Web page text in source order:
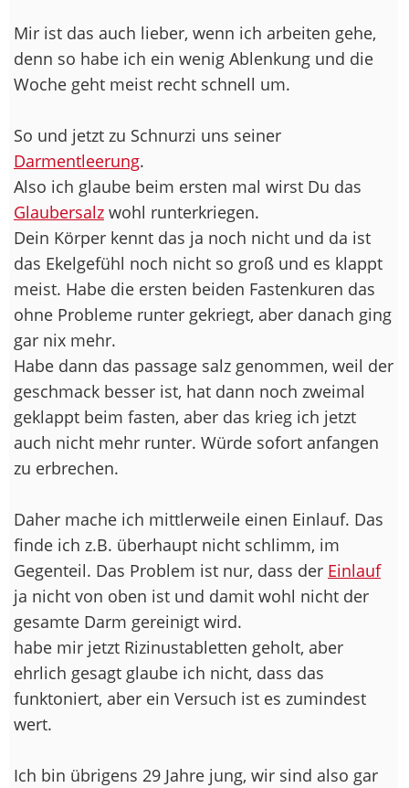
Mir ist das auch lieber, wenn ich arbeiten gehe,
denn so habe ich ein wenig Ablenkung und die
Woche geht meist recht schnell um.
So und jetzt zu Schnurzi uns seiner
Darmentleerung.
Also ich glaube beim ersten mal wirst Du das
Glaubersalz wohl runterkriegen.
Dein Körper kennt das ja noch nicht und da ist
das Ekelgefühl noch nicht so groß und es klappt
meist. Habe die ersten beiden Fastenkuren das
ohne Probleme runter gekriegt, aber danach ging
gar nix mehr.
Habe dann das passage salz genommen, weil der
geschmack besser ist, hat dann noch zweimal
geklappt beim fasten, aber das krieg ich jetzt
auch nicht mehr runter. Würde sofort anfangen
zu erbrechen.
Daher mache ich mittlerweile einen Einlauf. Das
finde ich z.B. überhaupt nicht schlimm, im
Gegenteil. Das Problem ist nur, dass der Einlauf
ja nicht von oben ist und damit wohl nicht der
gesamte Darm gereinigt wird.
habe mir jetzt Rizinustabletten geholt, aber
ehrlich gesagt glaube ich nicht, dass das
funktoniert, aber ein Versuch ist es zumindest
wert.
Ich bin übrigens 29 Jahre jung, wir sind also gar